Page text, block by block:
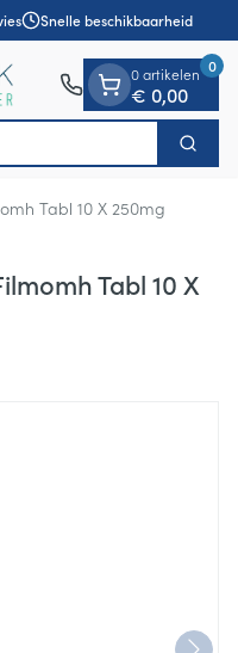
Snelle beschikbaarheid
Zoek
0 artikelen
€ 0,00
0
Tabl 10 X 250mg
Tabl 10 X